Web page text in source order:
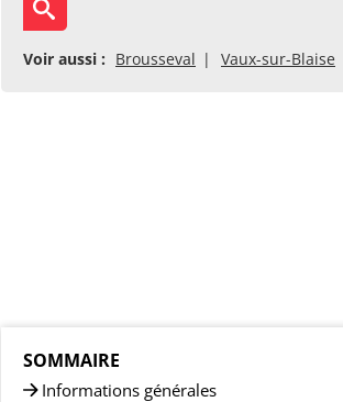
Voir aussi : Brousseval Vaux-sur-Blaise
SOMMAIRE
Informations générales